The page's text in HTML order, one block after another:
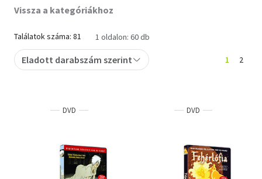
Irodalom
Tankönyv, segédkönyv
Vissza a kategóriákhoz
Találatok száma: 81 1 oldalon: 60 db
Eladott darabszám szerint 1 2
DVD DVD